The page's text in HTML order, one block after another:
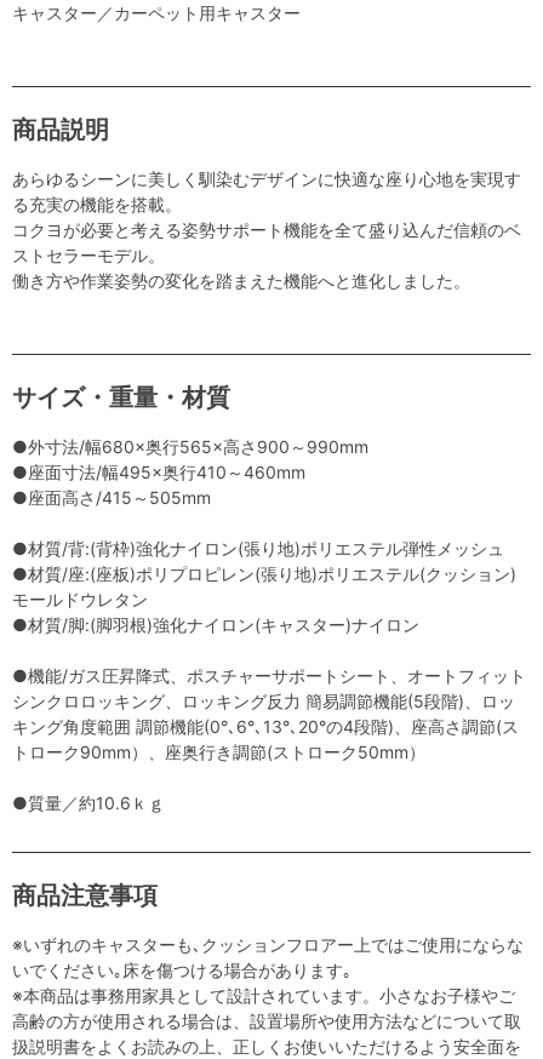
キャスター／カーペット用キャスター
商品説明
あらゆるシーンに美しく馴染むデザインに快適な座り心地を実現す
る充実の機能を搭載。
コクヨが必要と考える姿勢サポート機能を全て盛り込んだ信頼のベ
ストセラーモデル。
働き方や作業姿勢の変化を踏まえた機能へと進化しました。
サイズ・重量・材質
●外寸法/幅680×奥行565×高さ900～990mm
●座面寸法/幅495×奥行410～460mm
●座面高さ/415～505mm
●材質/背:(背枠)強化ナイロン(張り地)ポリエステル弾性メッシュ
●材質/座:(座板)ポリプロピレン(張り地)ポリエステル(クッション)
モールドウレタン
●材質/脚:(脚羽根)強化ナイロン(キャスター)ナイロン
●機能/ガス圧昇降式、ポスチャーサポートシート、オートフィット
シンクロロッキング、ロッキング反力 簡易調節機能(5段階)、ロッ
キング角度範囲 調節機能(0°､6°､13°､20°の4段階)、座高さ調節(ス
トローク90mm）、座奥行き調節(ストローク50mm）
●質量／約10.6ｋｇ
商品注意事項
※いずれのキャスターも､クッションフロアー上ではご使用にならな
いでください｡床を傷つける場合があります｡
※本商品は事務用家具として設計されています。小さなお子様やご
高齢の方が使用される場合は、設置場所や使用方法などについて取
扱説明書をよくお読みの上、正しくお使いいただけるよう安全面を